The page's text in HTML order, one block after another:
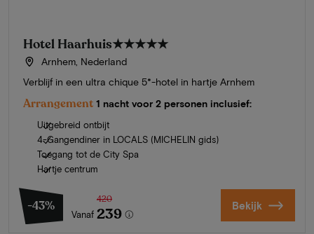
Hotel Haarhuis★★★★★
Arnhem, Nederland
Verblijf in een ultra chique 5*-hotel in hartje Arnhem
Arrangement 1 nacht voor 2 personen inclusief:
Uitgebreid ontbijt
4-Gangendiner in LOCALS (MICHELIN gids)
Toegang tot de City Spa
Hartje centrum
-43%
Vanaf
420
239 Bekijk